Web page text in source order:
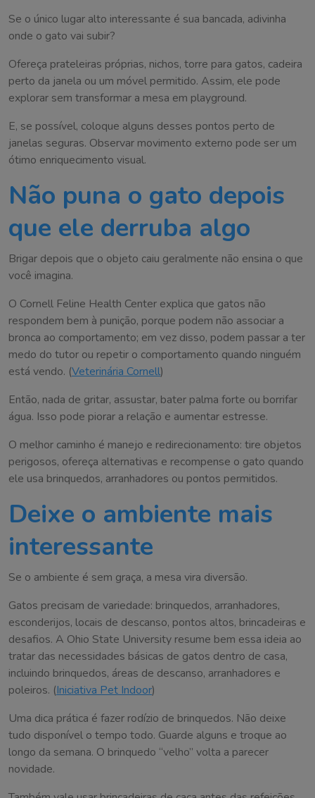
Se o único lugar alto interessante é sua bancada, adivinha
onde o gato vai subir?
Ofereça prateleiras próprias, nichos, torre para gatos, cadeira
perto da janela ou um móvel permitido. Assim, ele pode
explorar sem transformar a mesa em playground.
E, se possível, coloque alguns desses pontos perto de
janelas seguras. Observar movimento externo pode ser um
ótimo enriquecimento visual.
Não puna o gato depois
que ele derruba algo
Brigar depois que o objeto caiu geralmente não ensina o que
você imagina.
O Cornell Feline Health Center explica que gatos não
respondem bem à punição, porque podem não associar a
bronca ao comportamento; em vez disso, podem passar a ter
medo do tutor ou repetir o comportamento quando ninguém
está vendo. (Veterinária Cornell)
Então, nada de gritar, assustar, bater palma forte ou borrifar
água. Isso pode piorar a relação e aumentar estresse.
O melhor caminho é manejo e redirecionamento: tire objetos
perigosos, ofereça alternativas e recompense o gato quando
ele usa brinquedos, arranhadores ou pontos permitidos.
Deixe o ambiente mais
interessante
Se o ambiente é sem graça, a mesa vira diversão.
Gatos precisam de variedade: brinquedos, arranhadores,
esconderijos, locais de descanso, pontos altos, brincadeiras e
desafios. A Ohio State University resume bem essa ideia ao
tratar das necessidades básicas de gatos dentro de casa,
incluindo brinquedos, áreas de descanso, arranhadores e
poleiros. (Iniciativa Pet Indoor)
Uma dica prática é fazer rodízio de brinquedos. Não deixe
tudo disponível o tempo todo. Guarde alguns e troque ao
longo da semana. O brinquedo “velho” volta a parecer
novidade.